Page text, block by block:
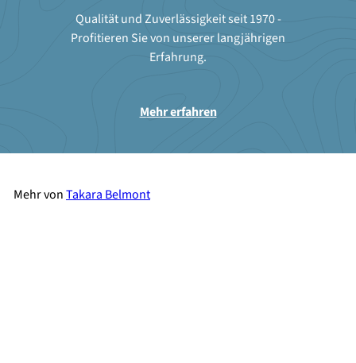
Qualität und Zuverlässigkeit seit 1970 -
Profitieren Sie von unserer langjährigen
Erfahrung.
Mehr erfahren
Mehr vonTakara Belmont